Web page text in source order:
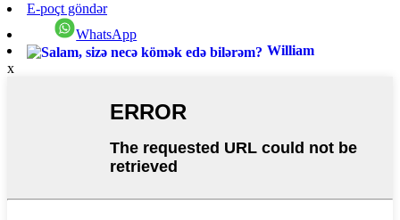
E-poçt göndər
WhatsApp
William
x